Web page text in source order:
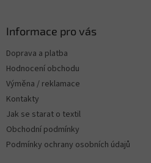
Informace pro vás
Doprava a platba
Hodnocení obchodu
Výměna / reklamace
Kontakty
Jak se starat o textil
Obchodní podmínky
Podmínky ochrany osobních údajů